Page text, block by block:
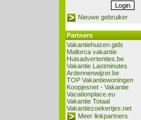
Nieuwe gebruiker
Partners
Vakantiehuizen gids
Mallorca vakantie
Huisadvertenties.be
Vakantie Lastminutes
Ardennenwijzer.be
TOP Vakantiewoningen
Koopjesnet - Vakantie
Vacationplace.eu
Vakantie Totaal
Vakantiezoekertjes.net
Meer linkpartners